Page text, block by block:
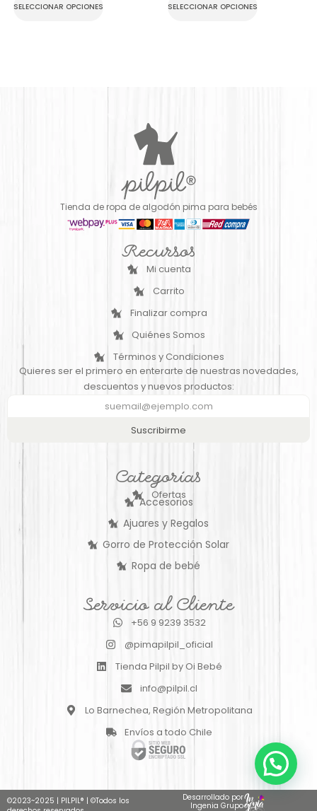
SELECCIONAR OPCIONES SELECCIONAR OPCIONES
Tienda de ropa de algodón pima para bebés
Recursos
Mi cuenta
Carrito
Finalizar compra
Quiénes Somos
Términos y Condiciones
Quieres ser el primero en enterarte de nuestras novedades,
descuentos y nuevos productos:
Suscribirme
Categorías
Ofertas
Accesorios
Ajuares y Regalos
Gorro de Protección Solar
Ropa de bebé
Servicio al Cliente
+56 9 9239 3532
@pimapilpil_oficial
Tienda Pilpil by Oi Bebé
info@pilpil.cl
Lo Barnechea, Región Metropolitana
Envíos a todo Chile
©2023~2025 | PILPIL® | ©Todos los
Desarrollado por
Ingenia Grupo